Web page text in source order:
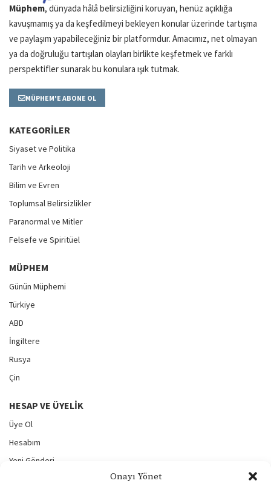
Onayı Yönet
Müphem, dünyada hâlâ belirsizliğini koruyan, henüz açıklığa
kavuşmamış ya da keşfedilmeyi bekleyen konular üzerinde tartışma
ve paylaşım yapabileceğiniz bir platformdur. Amacımız, net olmayan
ya da doğruluğu tartışılan olayları birlikte keşfetmek ve farklı
perspektifler sunarak bu konulara ışık tutmak.
MÜPHEM'E ABONE OL
KATEGORILER
Siyaset ve Politika
Tarih ve Arkeoloji
Bilim ve Evren
Toplumsal Belirsizlikler
Paranormal ve Mitler
Felsefe ve Spiritüel
MÜPHEM
Günün Müphemi
Türkiye
ABD
İngiltere
Rusya
Çin
HESAP VE ÜYELIK
Üye Ol
Hesabım
Yeni Gönderi